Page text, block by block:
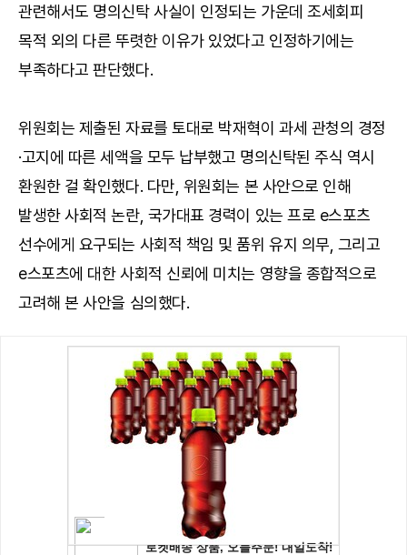
관련해서도 명의신탁 사실이 인정되는 가운데 조세회피
목적 외의 다른 뚜렷한 이유가 있었다고 인정하기에는
부족하다고 판단했다.
위원회는 제출된 자료를 토대로 박재혁이 과세 관청의 경정
·고지에 따른 세액을 모두 납부했고 명의신탁된 주식 역시
환원한 걸 확인했다. 다만, 위원회는 본 사안으로 인해
발생한 사회적 논란, 국가대표 경력이 있는 프로 e스포츠
선수에게 요구되는 사회적 책임 및 품위 유지 의무, 그리고
e스포츠에 대한 사회적 신뢰에 미치는 영향을 종합적으로
고려해 본 사안을 심의했다.